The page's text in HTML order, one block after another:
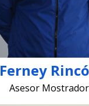
Ferney
Asesor Mostrador​